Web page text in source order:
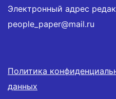
Электронный адрес
people_paper@mail.ru
Политика
данных